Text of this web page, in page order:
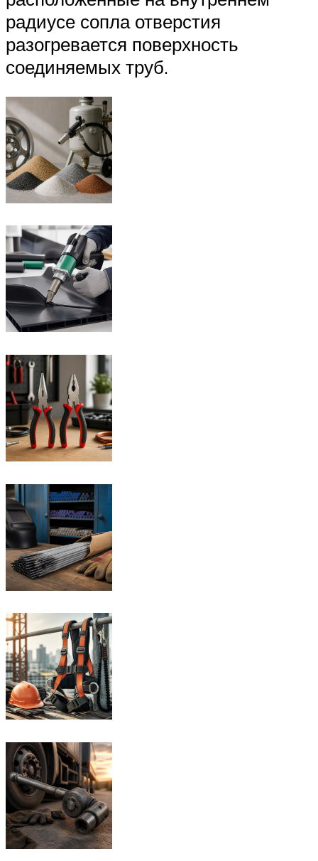
радиусе сопла отверстия
разогревается поверхность
соединяемых труб.